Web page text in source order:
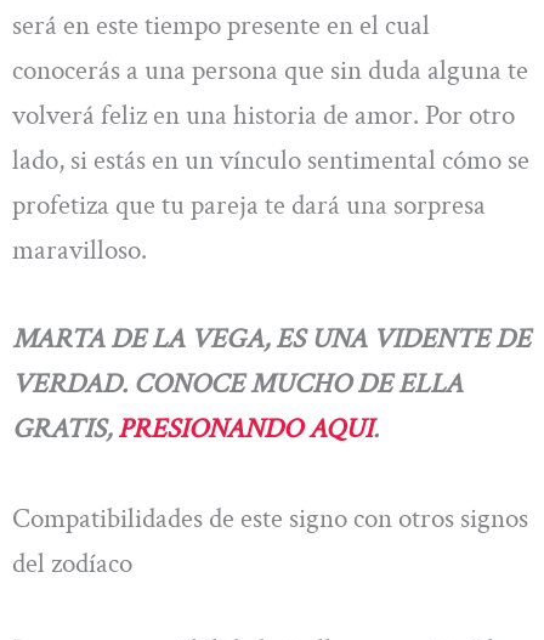
será en este tiempo presente en el cual
conocerás a una persona que sin duda alguna te
volverá feliz en una historia de amor. Por otro
lado, si estás en un vínculo sentimental cómo se
profetiza que tu pareja te dará una sorpresa
maravilloso.
MARTA DE LA VEGA, ES UNA VIDENTE DE
VERDAD. CONOCE MUCHO DE ELLA
GRATIS,PRESIONANDO AQUI.
Compatibilidades de este signo con otros signos
del zodíaco